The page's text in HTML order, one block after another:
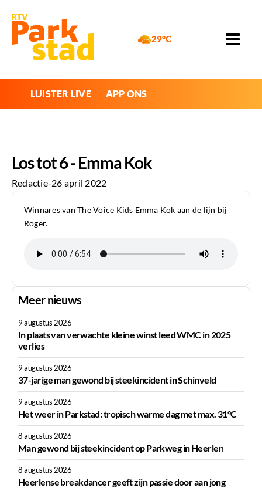
29°C
LUISTER LIVE APP ONS
Los tot 6 - Emma Kok
Redactie-26 april 2022
Winnares van The Voice Kids Emma Kok aan de lijn bij
Roger.
Meer nieuws
9 augustus 2026
In plaats van verwachte kleine winst leed WMC in 2025
verlies
9 augustus 2026
37-jarige man gewond bij steekincident in Schinveld
9 augustus 2026
Het weer in Parkstad: tropisch warme dag met max. 31°C
8 augustus 2026
Man gewond bij steekincident op Parkweg in Heerlen
8 augustus 2026
Heerlense breakdancer geeft zijn passie door aan jong